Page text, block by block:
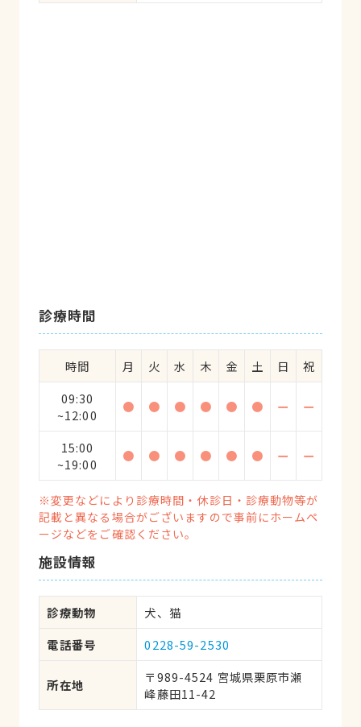
診療時間
時間 月 火 水 木 金 土 日
祝
09:30
~12:00
● ● ● ● ● ● ー ー
15:00
~19:00
● ● ● ● ● ● ー ー
※変更などにより診療時間・休診日・診療動物等が
記載と異なる場合がございますので事前にホームペ
ージなどをご確認ください。
施設情報
診療動物
犬、猫
電話番号
0228-59-2530
所在地
〒989-4524 宮城県栗原市瀬
峰藤田11-42